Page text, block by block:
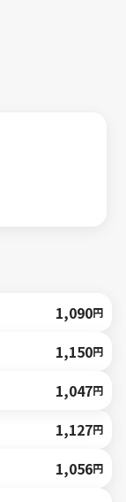
1,090円
1,150円
1,047円
1,127円
1,056円